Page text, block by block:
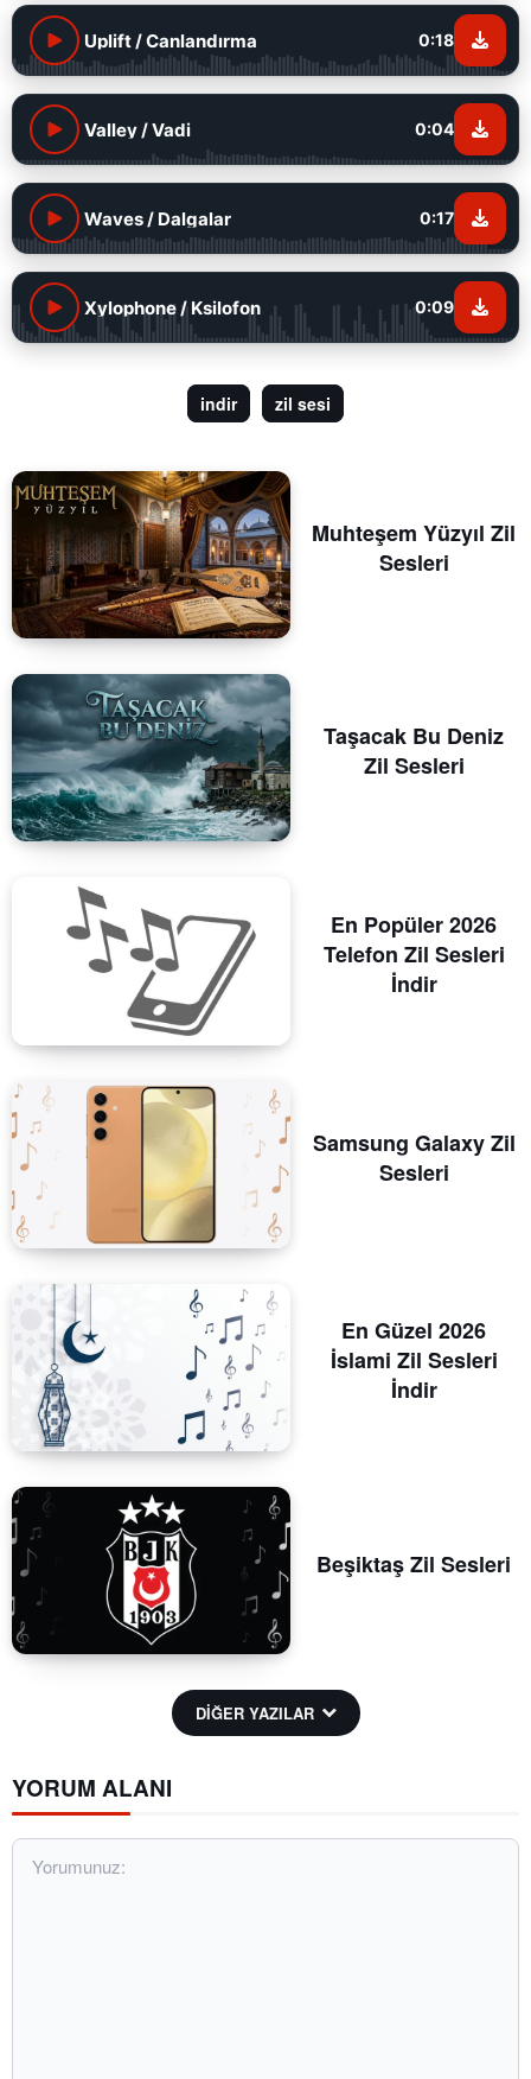
Uplift / Canlandırma 0:18
Valley / Vadi 0:04
Waves / Dalgalar 0:17
Xylophone / Ksilofon 0:09
indir zil sesi
Muhteşem Yüzyıl Zil
Sesleri
Taşacak Bu Deniz
Zil Sesleri
En Popüler 2026
Telefon Zil Sesleri
İndir
Samsung Galaxy Zil
Sesleri
En Güzel 2026
İslami Zil Sesleri
İndir
Beşiktaş Zil Sesleri
DİĞER YAZILAR
YORUM ALANI